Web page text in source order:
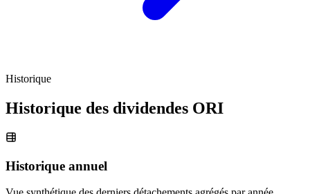
Historique
Historique des dividendes ORI
Historique annuel